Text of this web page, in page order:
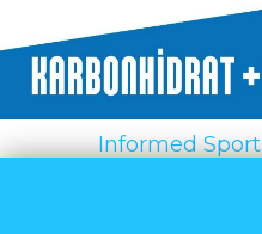
Sertifika:Informed Sport